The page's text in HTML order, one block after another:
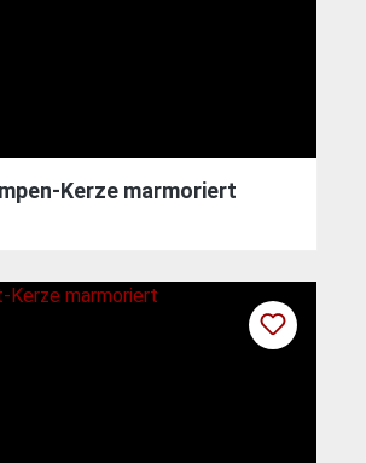
Kerze marmoriert